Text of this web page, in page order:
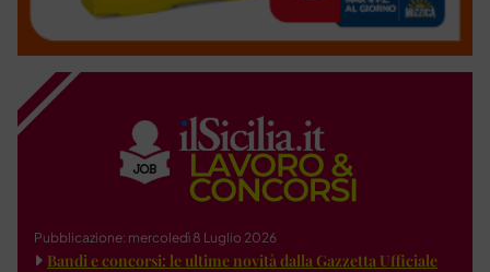
Pubblicazione: mercoledì 8 Luglio 2026
Bandi e concorsi: le ultime novità dalla Gazzetta Ufficiale